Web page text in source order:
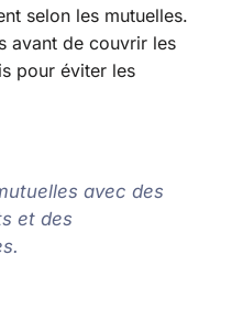
selon les mutuelles.
avant de couvrir les
pour éviter les
avec des
et des